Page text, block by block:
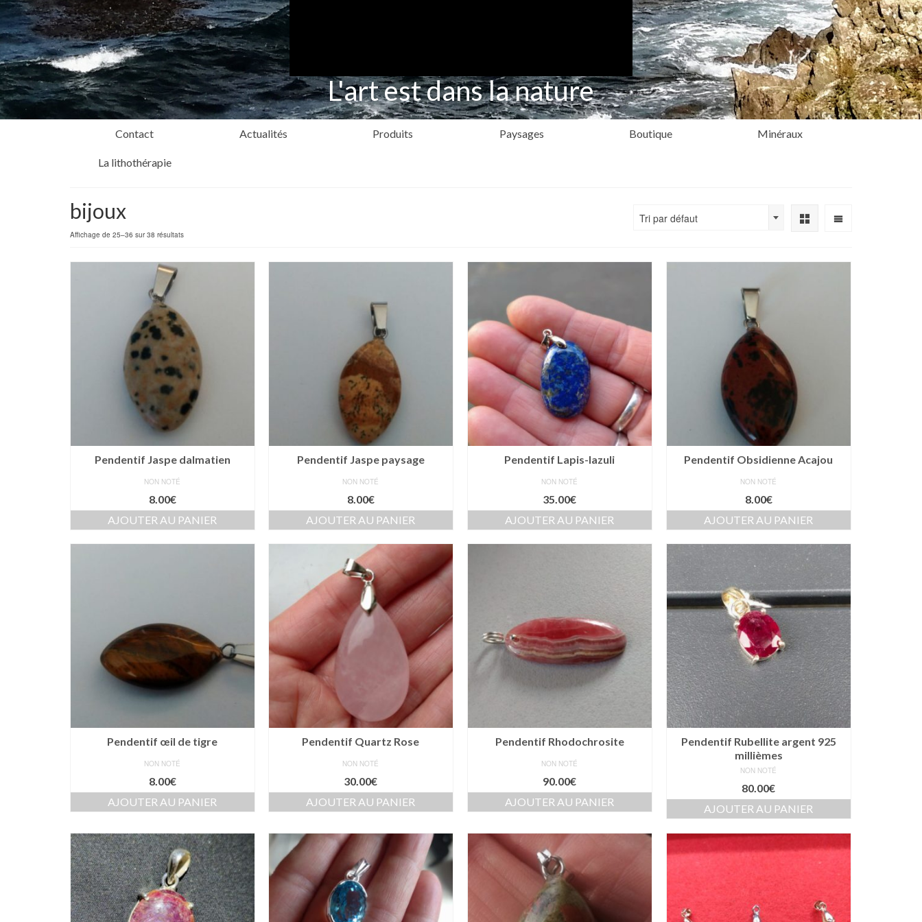
L'art est dans la nature
Contact Actualités Produits Paysages Boutique Minéraux
La lithothérapie
bijoux
Affichage de 25–36 sur 38 résultats
Tri par défaut
Pendentif Jaspe dalmatien
NON NOTÉ
8.00€
AJOUTER AU PANIER
Pendentif Jaspe paysage
NON NOTÉ
8.00€
AJOUTER AU PANIER
Pendentif Lapis-lazuli
NON NOTÉ
35.00€
AJOUTER AU PANIER
Pendentif Obsidienne Acajou
NON NOTÉ
8.00€
AJOUTER AU PANIER
Pendentif œil de tigre
NON NOTÉ
8.00€
AJOUTER AU PANIER
Pendentif Quartz Rose
NON NOTÉ
30.00€
AJOUTER AU PANIER
Pendentif Rhodochrosite
NON NOTÉ
90.00€
AJOUTER AU PANIER
Pendentif Rubellite argent 925
millièmes
NON NOTÉ
80.00€
AJOUTER AU PANIER